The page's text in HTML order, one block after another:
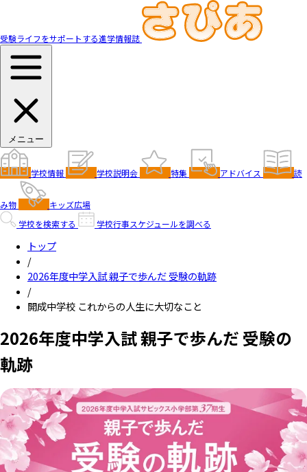
受験ライフをサポートする進学情報誌
メニュー
学校情報 学校説明会 特集 アドバイス 読
み物
キッズ広場
学校を検索する
学校行事スケジュールを調べる
トップ
/
2026年度中学入試 親子で歩んだ 受験の軌跡
/
開成中学校 これからの人生に大切なこと
2026年度中学入試 親子で歩んだ 受験の
軌跡